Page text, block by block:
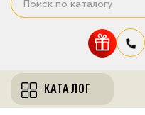
КАТАЛОГ